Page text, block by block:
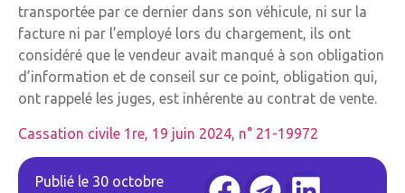
transportée par ce dernier dans son véhicule, ni sur la
facture ni par l’employé lors du chargement, ils ont
considéré que le vendeur avait manqué à son obligation
d’information et de conseil sur ce point, obligation qui,
ont rappelé les juges, est inhérente au contrat de vente.
Cassation civile 1re, 19 juin 2024, n° 21-19972
Publié le 30 octobre